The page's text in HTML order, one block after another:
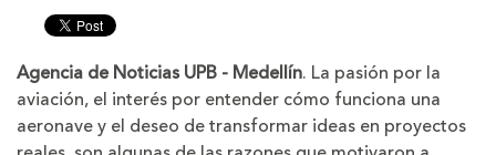
letra letra
Agencia de Noticias UPB - Medellín. La pasión por la
aviación, el interés por entender cómo funciona una
aeronave y el deseo de transformar ideas en proyectos